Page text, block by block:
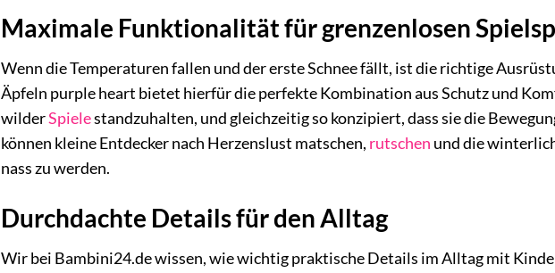
Maximale Funktionalität für grenzenlosen
Wenn die Temperaturen fallen und der erste Schnee fällt, ist die richtige
Äpfeln purple heart bietet hierfür die perfekte Kombination aus Schutz und
wilderSpielestandzuhalten, und gleichzeitig so konzipiert, dass sie die
können kleine Entdecker nach Herzenslust matschen, rutschen und die
nass zu werden.
Durchdachte Details für den Alltag
Wir bei Bambini24.de wissen, wie wichtig praktische Details im Alltag mit